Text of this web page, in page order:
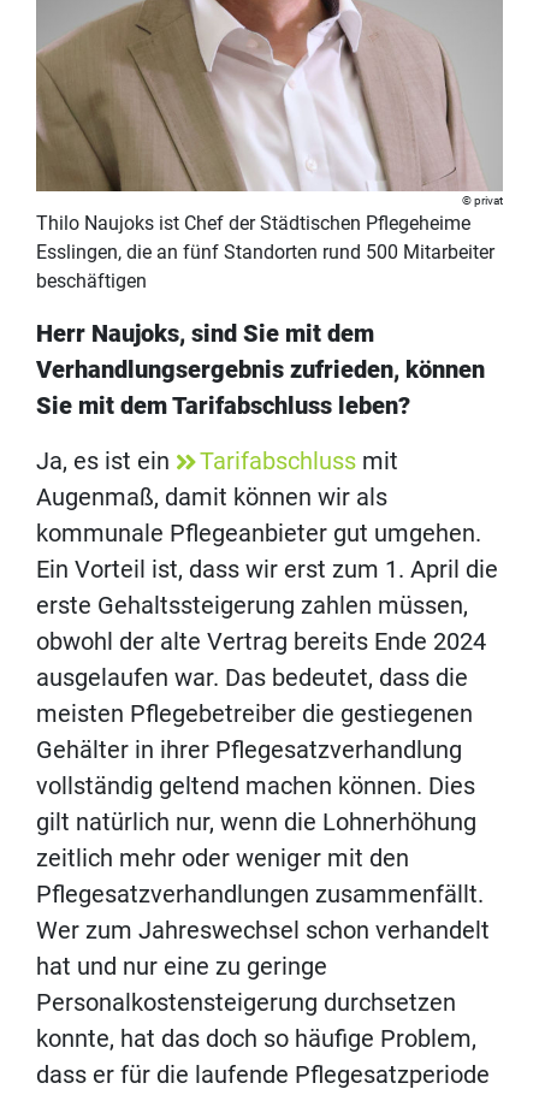
privat
Thilo Naujoks ist Chef der Städtischen Pflegeheime
Esslingen, die an fünf Standorten rund 500 Mitarbeiter
beschäftigen
Herr Naujoks, sind Sie mit dem
Verhandlungsergebnis zufrieden, können
Sie mit dem Tarifabschluss leben?
Ja, es ist ein
Tarifabschluss mit
Augenmaß, damit können wir als
kommunale Pflegeanbieter gut umgehen.
Ein Vorteil ist, dass wir erst zum 1. April die
erste Gehaltssteigerung zahlen müssen,
obwohl der alte Vertrag bereits Ende 2024
ausgelaufen war. Das bedeutet, dass die
meisten Pflegebetreiber die gestiegenen
Gehälter in ihrer Pflegesatzverhandlung
vollständig geltend machen können. Dies
gilt natürlich nur, wenn die Lohnerhöhung
zeitlich mehr oder weniger mit den
Pflegesatzverhandlungen zusammenfällt.
Wer zum Jahreswechsel schon verhandelt
hat und nur eine zu geringe
Personalkostensteigerung durchsetzen
konnte, hat das doch so häufige Problem,
dass er für die laufende Pflegesatzperiode